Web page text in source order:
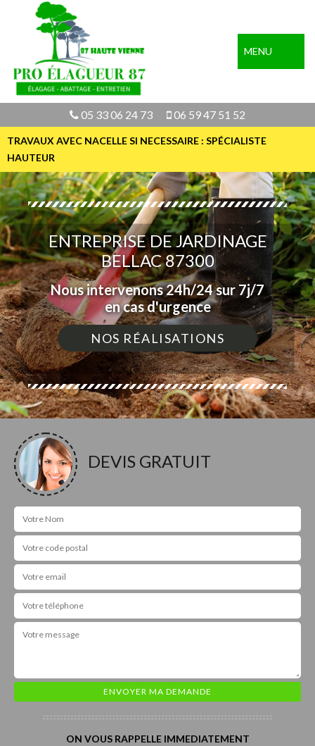
MENU
05 33 06 24 73 06 59 47 51 52
TRAVAUX AVEC NACELLE SI NECESSAIRE : SPÉCIALISTE
HAUTEUR
ENTREPRISE DE JARDINAGE
BELLAC 87300
Nous intervenons 24h/24 sur 7j/7
en cas d'urgence
NOS RÉALISATIONS
DEVIS GRATUIT
ON VOUS RAPPELLE IMMEDIATEMENT